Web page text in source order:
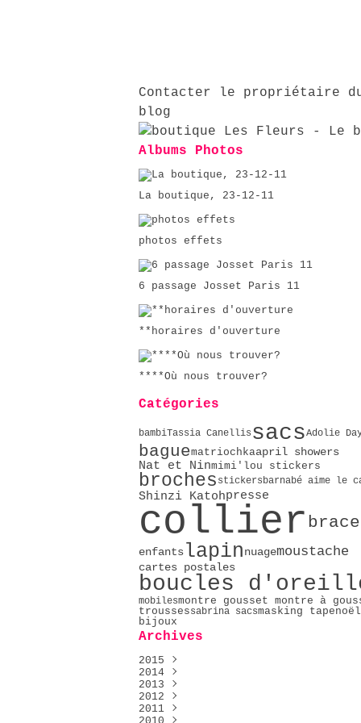
Contacter le propriétaire
blog
Albums Photos
La boutique, 23-12-11
photos effets
6 passage Josset Paris 11
**horaires d'ouverture
****Où nous trouver?
Catégories
bambiTassia Canellis sacsAdolie
baguematriochkaapril showers
Nat et Ninmimi'lou stickers
broches stickersbarnabé aime le
Shinzi Katohpresse
collier
enfants lapinnuagemoustache
cartes postales
boucles
mobilesmontre gousset montre à
troussessabrina sacsmasking tapenoël
bijoux
Archives
2015
Décembre
Mai(2)
Avril
Février
2014
Décembre
Novembre
Octobre
2013
Décembre
Novembre
2012
Décembre
2011